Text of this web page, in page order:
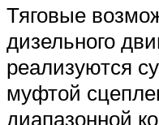
Тяговые
дизельного
реализуются
муфтой
диапазонной